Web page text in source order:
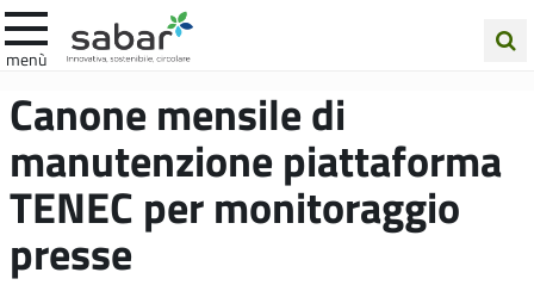
menù
nel
sito
Canone mensile di
manutenzione piattaforma
TENEC per monitoraggio
presse